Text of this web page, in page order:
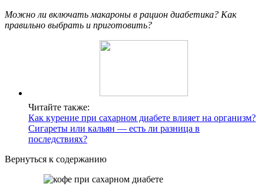
Можно ли включать макароны в рацион диабетика? Как
правильно выбрать и приготовить?
Читайте также:
Как курение при сахарном диабете влияет на организм?
Сигареты или кальян — есть ли разница в
последствиях?
Вернуться к содержанию